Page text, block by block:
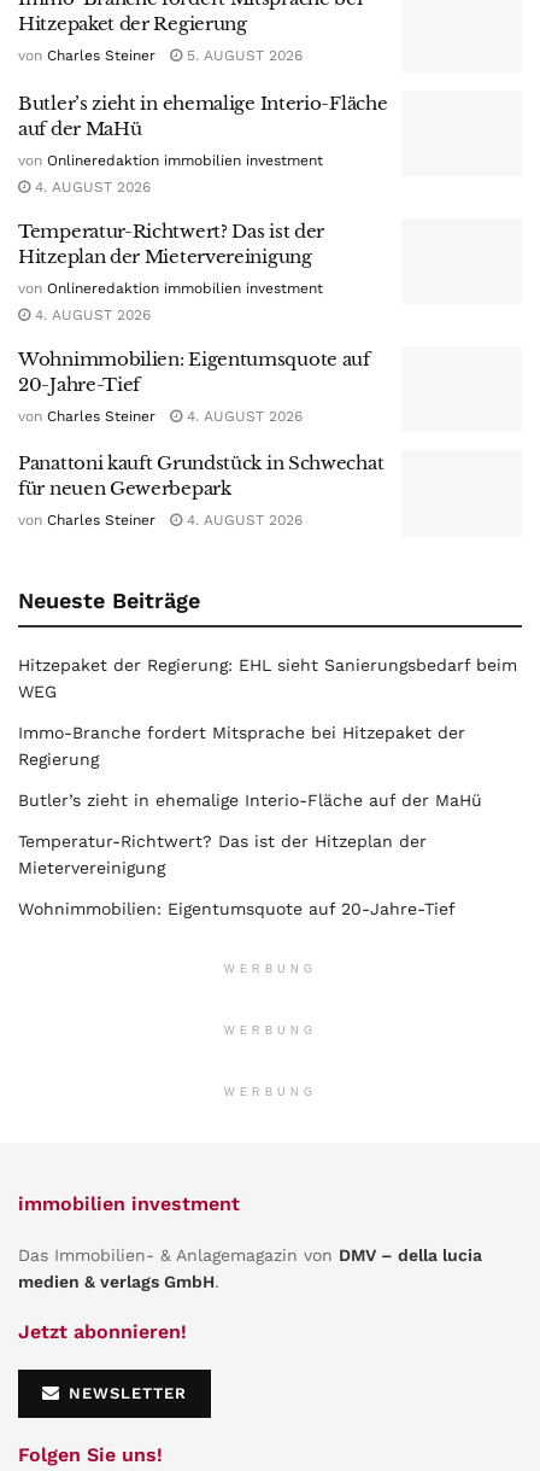
Hitzepaket der Regierung
von Charles Steiner 5. AUGUST 2026
Butler’s zieht in ehemalige Interio-Fläche
auf der MaHü
von Onlineredaktion immobilien investment
4. AUGUST 2026
Temperatur-Richtwert? Das ist der
Hitzeplan der Mietervereinigung
von Onlineredaktion immobilien investment
4. AUGUST 2026
Wohnimmobilien: Eigentumsquote auf
20-Jahre-Tief
von Charles Steiner 4. AUGUST 2026
Panattoni kauft Grundstück in Schwechat
für neuen Gewerbepark
von Charles Steiner 4. AUGUST 2026
Neueste Beiträge
Hitzepaket der Regierung: EHL sieht Sanierungsbedarf beim
WEG
Immo-Branche fordert Mitsprache bei Hitzepaket der
Regierung
Butler’s zieht in ehemalige Interio-Fläche auf der MaHü
Temperatur-Richtwert? Das ist der Hitzeplan der
Mietervereinigung
Wohnimmobilien: Eigentumsquote auf 20-Jahre-Tief
WERBUNG
WERBUNG
WERBUNG
immobilien investment
Das Immobilien- & Anlagemagazin von DMV – della lucia
medien & verlags GmbH.
Jetzt abonnieren!
NEWSLETTER
Folgen Sie uns!